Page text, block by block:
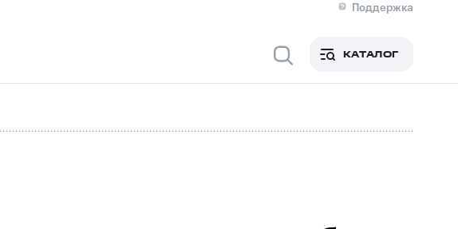
Поддержка
Медиа-центр
КонтактыНовости в регионе
Контроль и аудитРынок акций
КАТАЛОГ